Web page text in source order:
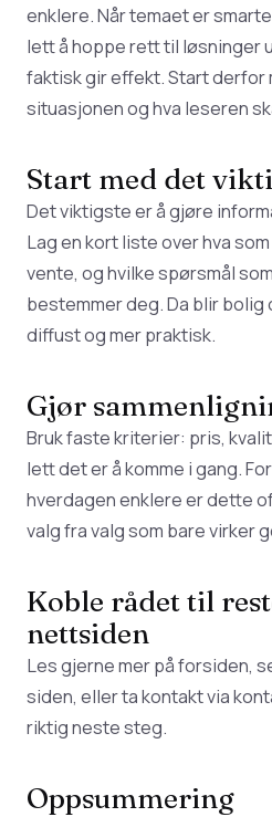
enklere. Når temaet er
lett å hoppe rett til løsninger
faktisk gir effekt. Start derfor
situasjonen og hva leseren
Start med det
Det viktigste er å gjøre
Lag en kort liste over hva
vente, og hvilke spørsmål
bestemmer deg. Da blir
diffust og mer praktisk.
Gjør
Bruk faste kriterier: pris,
lett det er å komme i gang.
hverdagen enklere er dette
valg fra valg som bare virker
Koble rådet til
nettsiden
Les gjerne mer påforsiden,
siden, eller ta kontakt via
riktig neste steg.
Oppsummering